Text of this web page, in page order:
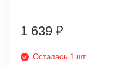
1 639 ₽
Осталась 1 шт.